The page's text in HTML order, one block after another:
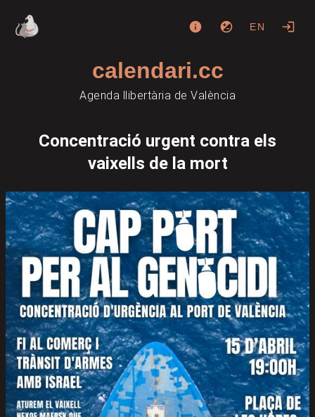
EN
calendari.cc
Agenda llibertària de València
Concentració urgent contra els
vaixells de la mort